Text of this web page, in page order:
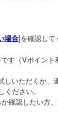
場合]を確認して
す（Vポイン
いただくか、
ださい。
確認したい方